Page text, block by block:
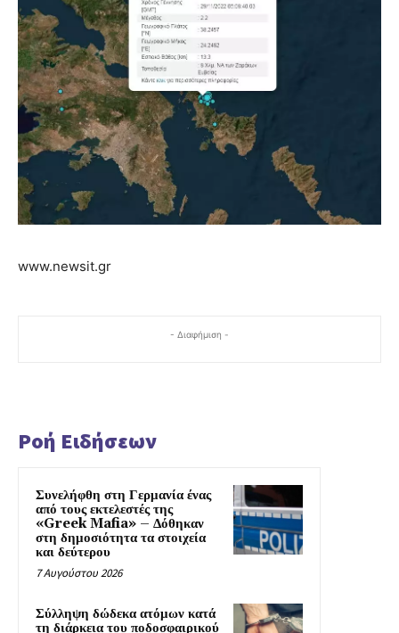
www.newsit.gr
- Διαφήμιση -
Ροή Ειδήσεων
Συνελήφθη στη Γερμανία ένας
από τους εκτελεστές της
«Greek Mafia» – Δόθηκαν
στη δημοσιότητα τα στοιχεία
και δεύτερου
7 Αυγούστου 2026
Σύλληψη δώδεκα ατόμων κατά
τη διάρκεια του ποδοσφαιρικού